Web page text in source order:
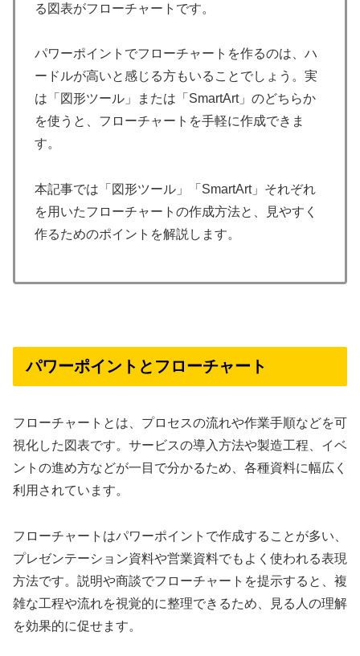
る図表がフローチャートです。
パワーポイントでフローチャートを作るのは、ハ
ードルが高いと感じる方もいることでしょう。実
は「図形ツール」または「SmartArt」のどちらか
を使うと、フローチャートを手軽に作成できま
す。
本記事では「図形ツール」「SmartArt」それぞれ
を用いたフローチャートの作成方法と、見やすく
作るためのポイントを解説します。
パワーポイントとフローチャート
フローチャートとは、プロセスの流れや作業手順などを可
視化した図表です。サービスの導入方法や製造工程、イベ
ントの進め方などが一目で分かるため、各種資料に幅広く
利用されています。
フローチャートはパワーポイントで作成することが多い、
プレゼンテーション資料や営業資料でもよく使われる表現
方法です。説明や商談でフローチャートを提示すると、複
雑な工程や流れを視覚的に整理できるため、見る人の理解
を効果的に促せます。